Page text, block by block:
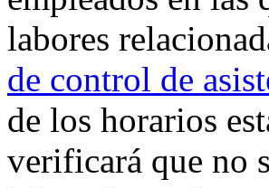
labores
de control de
de los horarios
verificará que no